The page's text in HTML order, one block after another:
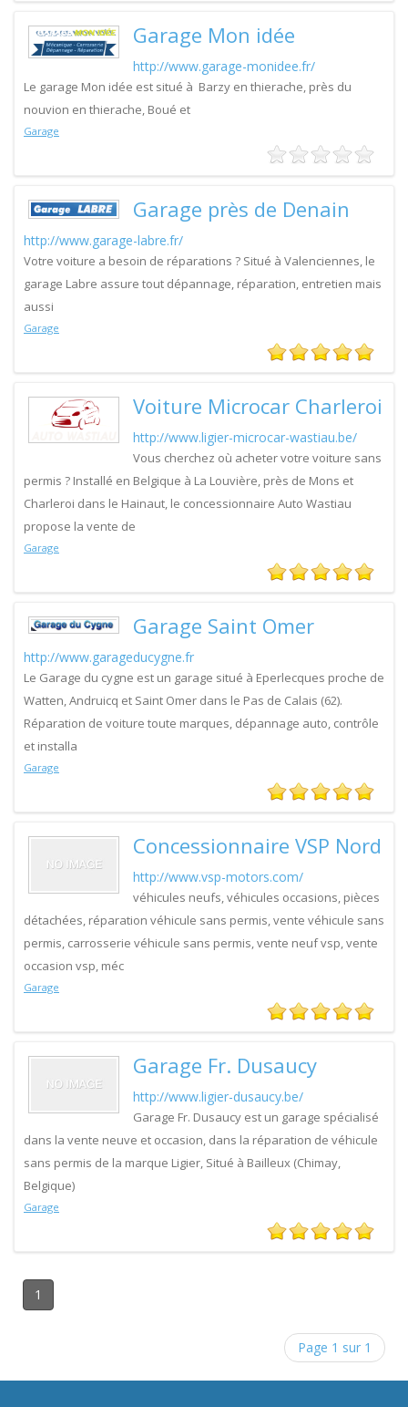
Garage Mon idée
http://www.garage-monidee.fr/
Le garage Mon idée est situé à Barzy en thierache, près du
nouvion en thierache, Boué et
Garage
Garage près de Denain
http://www.garage-labre.fr/
Votre voiture a besoin de réparations ? Situé à Valenciennes, le
garage Labre assure tout dépannage, réparation, entretien mais
aussi
Garage
Voiture Microcar Charleroi
http://www.ligier-microcar-wastiau.be/
Vous cherchez où acheter votre voiture sans
permis ? Installé en Belgique à La Louvière, près de Mons et
Charleroi dans le Hainaut, le concessionnaire Auto Wastiau
propose la vente de
Garage
Garage Saint Omer
http://www.garageducygne.fr
Le Garage du cygne est un garage situé à Eperlecques proche de
Watten, Andruicq et Saint Omer dans le Pas de Calais (62).
Réparation de voiture toute marques, dépannage auto, contrôle
et installa
Garage
Concessionnaire VSP Nord
http://www.vsp-motors.com/
véhicules neufs, véhicules occasions, pièces
détachées, réparation véhicule sans permis, vente véhicule sans
permis, carrosserie véhicule sans permis, vente neuf vsp, vente
occasion vsp, méc
Garage
Garage Fr. Dusaucy
http://www.ligier-dusaucy.be/
Garage Fr. Dusaucy est un garage spécialisé
dans la vente neuve et occasion, dans la réparation de véhicule
sans permis de la marque Ligier, Situé à Bailleux (Chimay,
Belgique)
Garage
1
Page 1 sur 1